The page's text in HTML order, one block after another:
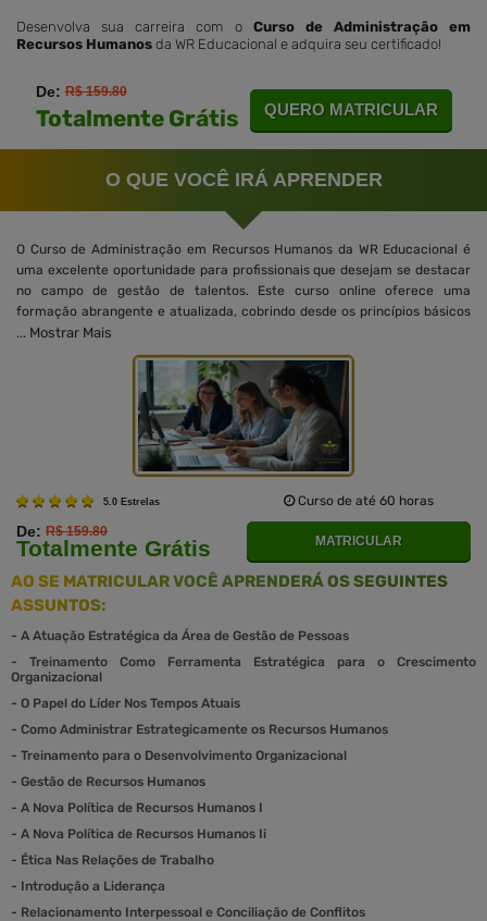
Desenvolva sua carreira com o Curso de Administração em
Recursos Humanos da WR Educacional e adquira seu certificado!
De:R$ 159.80
Totalmente Grátis QUERO MATRICULAR
O QUE VOCÊ IRÁ APRENDER
O Curso de Administração em Recursos Humanos da WR Educacional é
uma excelente oportunidade para profissionais que desejam se destacar
no campo de gestão de talentos. Este curso online oferece uma
formação abrangente e atualizada, cobrindo desde os princípios básicos
... Mostrar Mais
5.0 Estrelas Curso de até 60 horas
De: R$ 159.80
Totalmente Grátis MATRICULAR
AO SE MATRICULAR VOCÊ APRENDERÁ OS SEGUINTES
ASSUNTOS:
- A Atuação Estratégica da Área de Gestão de Pessoas
- Treinamento Como Ferramenta Estratégica para o Crescimento
Organizacional
- O Papel do Líder Nos Tempos Atuais
- Como Administrar Estrategicamente os Recursos Humanos
- Treinamento para o Desenvolvimento Organizacional
- Gestão de Recursos Humanos
- A Nova Política de Recursos Humanos I
- A Nova Política de Recursos Humanos Ii
- Ética Nas Relações de Trabalho
- Introdução a Liderança
- Relacionamento Interpessoal e Conciliação de Conflitos